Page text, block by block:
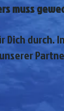
muss
durch.